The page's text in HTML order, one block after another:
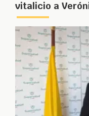
vitalicio a